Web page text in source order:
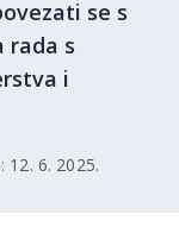
se s
rada s
i
12. 6. 2025.